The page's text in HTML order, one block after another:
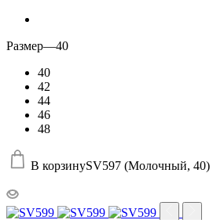
Размер—40
40
42
44
46
48
В корзинуSV597 (Молочный, 40)